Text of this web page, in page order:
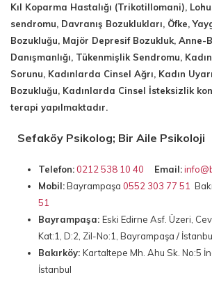
Kıl Koparma Hastalığı (Trikotillomani),
sendromu, Davranış Bozuklukları, Öfke,
Bozukluğu, Majör Depresif Bozukluk, Anne-
Danışmanlığı, Tükenmişlik Sendromu,
Sorunu, Kadınlarda Cinsel Ağrı, Kadın
Bozukluğu, Kadınlarda Cinsel İsteksizlik
terapi yapılmaktadır.
Sefaköy Psikolog; Bir Aile Psikoloji
Telefon:0212 538 10 40 Email:
Mobil:Bayrampaşa 0552 303 77 51
51
Bayrampaşa: Eski Edirne Asf. Üzeri,
Kat:1, D:2, Zil-No:1, Bayrampaşa /
Bakırköy: Kartaltepe Mh. Ahu Sk. No:5
İstanbul